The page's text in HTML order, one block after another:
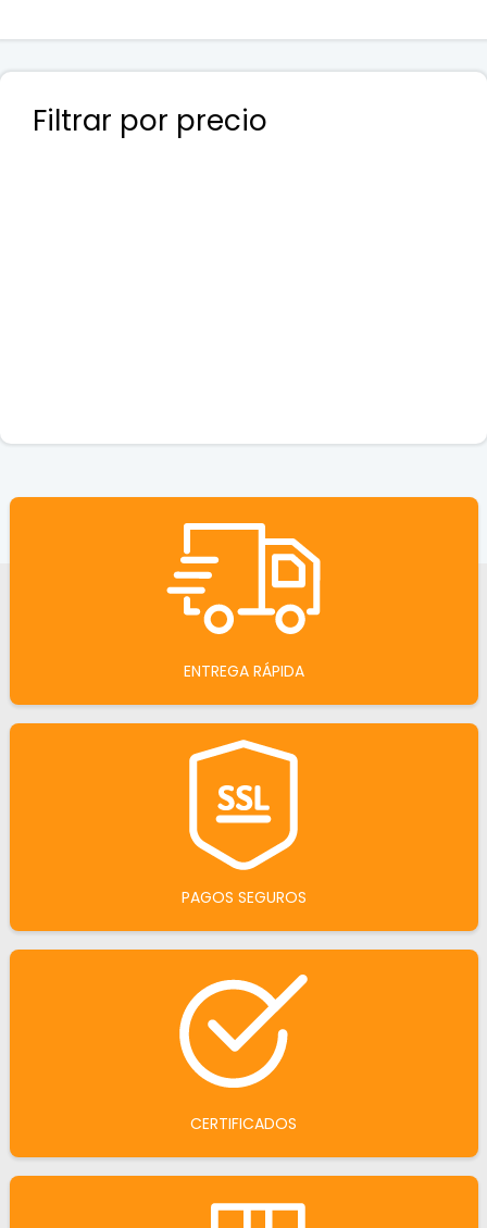
Filtrar por precio
ENTREGA RÁPIDA
PAGOS SEGUROS
CERTIFICADOS